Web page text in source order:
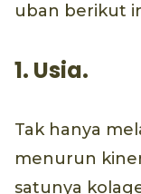
uban berikut
1. Usia.
Tak hanya
menurun
satunya